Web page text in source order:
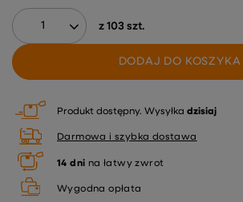
z 103 szt.
DODAJ DO KOSZYKA
Produkt dostępny Wysyłka dzisiaj
Darmowa i szybka dostawa
14 dni na łatwy zwrot
Wygodna opłata